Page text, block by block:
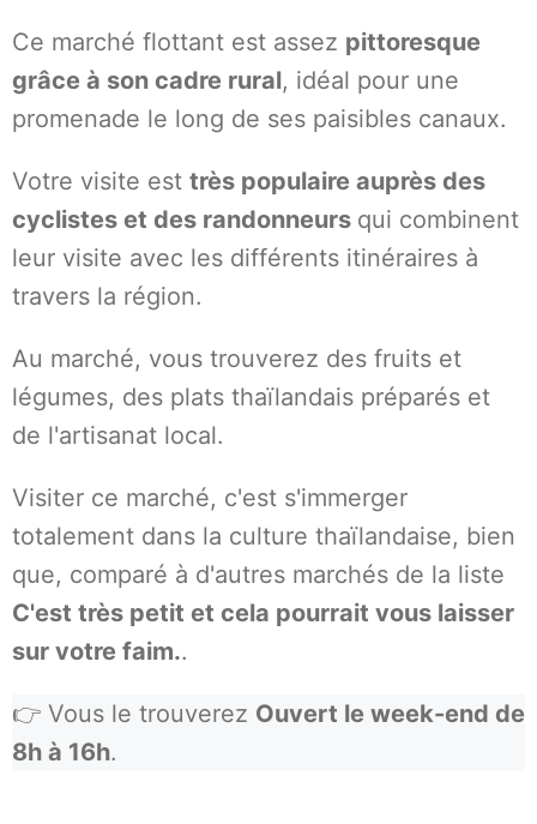
Ce marché flottant est assez pittoresque
grâce à son cadre rural, idéal pour une
promenade le long de ses paisibles canaux.
Votre visite est très populaire auprès des
cyclistes et des randonneurs qui combinent
leur visite avec les différents itinéraires à
travers la région.
Au marché, vous trouverez des fruits et
légumes, des plats thaïlandais préparés et
de l'artisanat local.
Visiter ce marché, c'est s'immerger
totalement dans la culture thaïlandaise, bien
que, comparé à d'autres marchés de la liste
C'est très petit et cela pourrait vous laisser
sur votre faim..
👉 Vous le trouverez Ouvert le week-end de
8h à 16h.